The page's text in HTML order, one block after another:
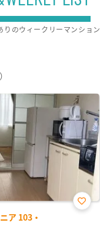
ア 103・ お気
りのウィークリーマンショ